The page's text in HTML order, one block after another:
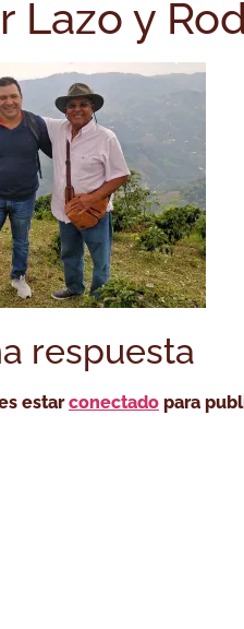
Lazo y
respuesta
estarconectado para